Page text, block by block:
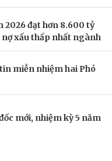
2026 đạt hơn 8.600 tỷ
xấu thấp nhất ngành
miễn nhiệm hai Phó
mới, nhiệm kỳ 5 năm